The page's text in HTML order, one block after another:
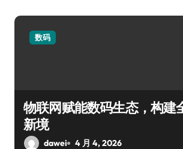
数码
物联网赋能数码生态，构建
新境
dawei 4 月 4, 2026